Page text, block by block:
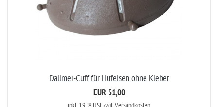
Dallmer-Cuff für Hufeisen ohne Kleber
EUR 51,00